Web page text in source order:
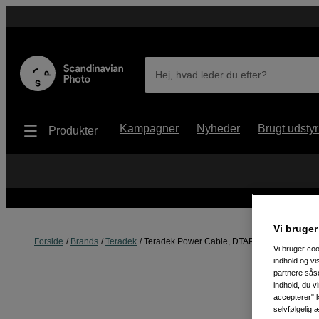
Hej, hvad leder du efter?
Produkter Kampagner Nyheder Brugt
Forside Brands Teradek Teradek Power Cable, DTAP RA - For Latitude
Vi
Vi bruger
indhold og
partnere
indhold, du
accepterer"
selvfølgelig